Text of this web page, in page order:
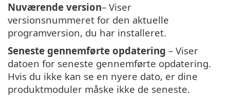
Nuværende version– Viser
versionsnummeret for den aktuelle
programversion, du har installeret.
Seneste gennemførte opdatering – Viser
datoen for seneste gennemførte opdatering.
Hvis du ikke kan se en nyere dato, er dine
produktmoduler måske ikke de seneste.